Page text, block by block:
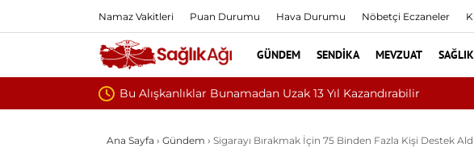
Namaz Vakitleri Puan Durumu Hava Durumu Nöbetçi Eczaneler
GÜNDEM SENDIKA MEVZUAT
Teşvik Ek Ödemede
Ana Sayfa › Gündem › Sigarayı Bırakmak İçin 75 Binden Fazla Kişi Destek Aldı